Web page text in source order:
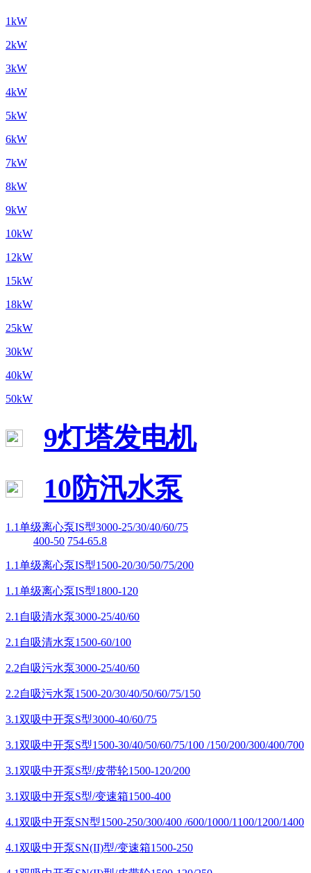
1kW
2kW
3kW
4kW
5kW
6kW
7kW
8kW
9kW
10kW
12kW
15kW
18kW
25kW
30kW
40kW
50kW
9灯塔发电机
10防汛水泵
1.1单级离心泵IS型3000-25/30/40/60/75
400-50 754-65.8
1.1单级离心泵IS型1500-20/30/50/75/200
1.1单级离心泵IS型1800-120
2.1自吸清水泵3000-25/40/60
2.1自吸清水泵1500-60/100
2.2自吸污水泵3000-25/40/60
2.2自吸污水泵1500-20/30/40/50/60/75/150
3.1双吸中开泵S型3000-40/60/75
3.1双吸中开泵S型1500-30/40/50/60/75/100 /150/200/300/400/700
3.1双吸中开泵S型/皮带轮1500-120/200
3.1双吸中开泵S型/变速箱1500-400
4.1双吸中开泵SN型1500-250/300/400 /600/1000/1100/1200/1400
4.1双吸中开泵SN(II)型/变速箱1500-250